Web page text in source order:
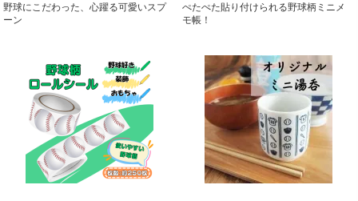
野球にこだわった、心躍る可愛いスプ
ーン
ぺたぺた貼り付けられる野球柄ミニメ
モ帳！